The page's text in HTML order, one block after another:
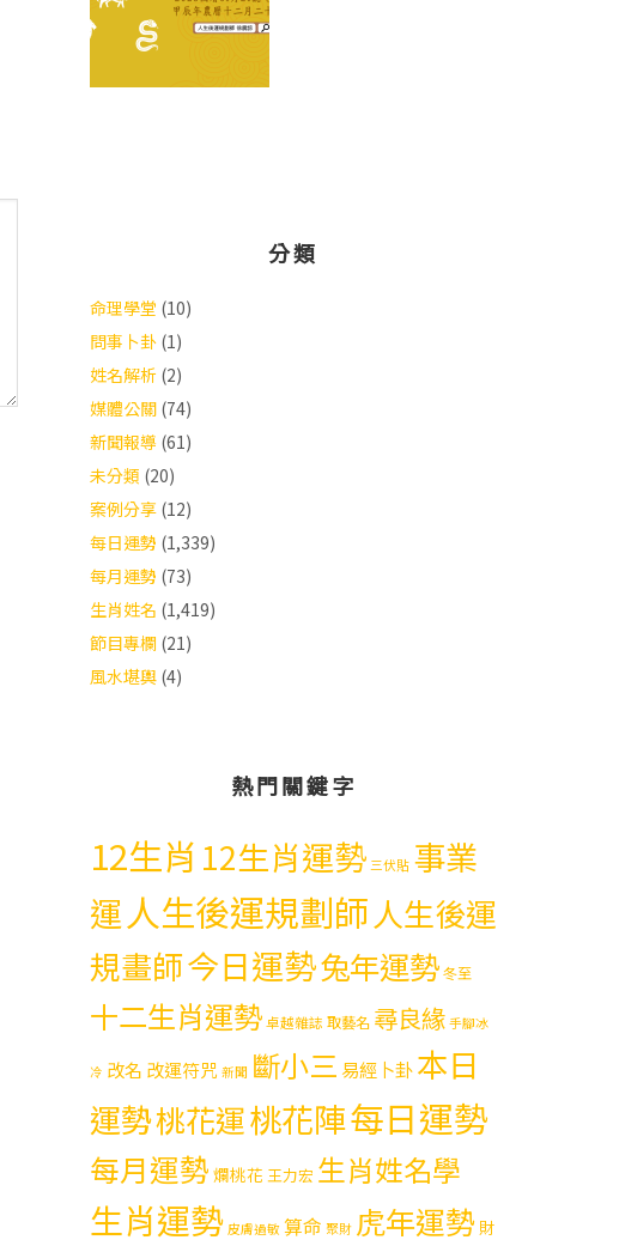
分類
命理學堂 (10)
問事卜卦 (1)
姓名解析 (2)
媒體公關 (74)
新聞報導 (61)
未分類 (20)
案例分享 (12)
每日運勢 (1,339)
每月運勢 (73)
生肖姓名 (1,419)
節目專欄 (21)
風水堪輿 (4)
熱門關鍵字
12生肖 12生肖運勢 三伏貼 事業
運人生後運規劃師人生後運
規畫師今日運勢兔年運勢冬至
十二生肖運勢卓越雜誌 取藝名 尋良緣 手腳冰
冷 改名 改運符咒 新聞 斷小三易經卜卦本日
運勢桃花運桃花陣每日運勢
每月運勢 爛桃花 王力宏 生肖姓名學
生肖運勢 皮膚過敏 算命 聚財 虎年運勢 財